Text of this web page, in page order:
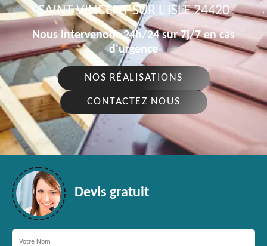
SAINT VINCENT SUR L ISLE 24420
Nous intervenons 24h/24 sur 7j/7 en cas
d'urgence
NOS RÉALISATIONS
CONTACTEZ NOUS
Devis gratuit